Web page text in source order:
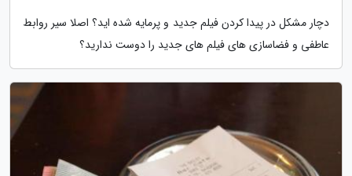
دچار مشکل در پیدا کردن فیلم جدید و پرمایه شده اید؟ اصلا سیر روابط
عاطفی و فضاسازی های فیلم های جدید را دوست ندارید؟